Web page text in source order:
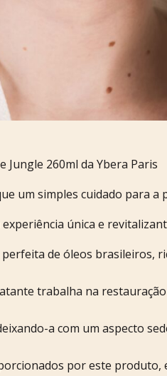
Jungle 260ml da Ybera Paris
um simples cuidado para a
única e
de óleos brasileiros,
trabalha na
a com um aspecto
por este produto,